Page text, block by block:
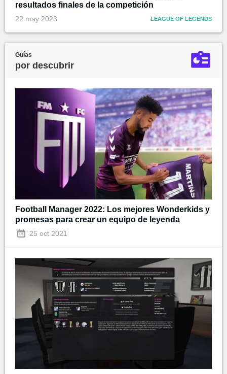
resultados finales de la competición
22 may 2023 LEAGUE OF LEGENDS
Guías
por descubrir
Football Manager 2022: Los mejores Wonderkids y
promesas para crear un equipo de leyenda
25 oct 2021